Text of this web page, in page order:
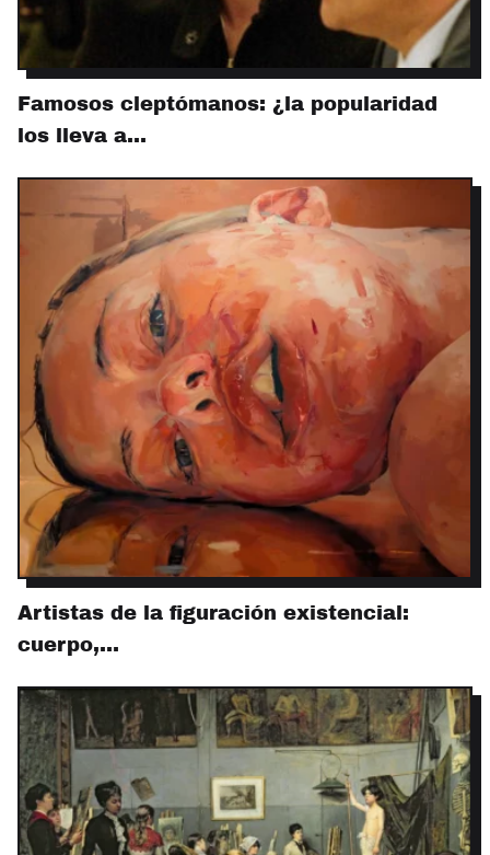
Famosos cleptómanos: ¿la popularidad
los lleva a…
Artistas de la figuración existencial:
cuerpo,…